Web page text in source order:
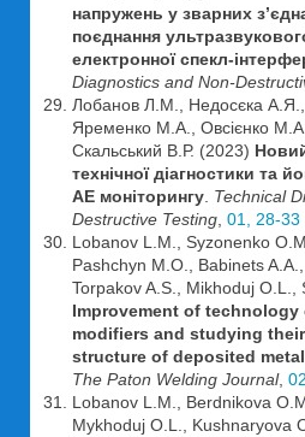
напружень у зварних
поєднання
електронної спекл-
Diagnostics and Non-
Лобанов Л.М., Недосєка А.Я.,
Яременко М.А., Овсієнко
Скальський В.Р. (2023)
технічної діагностики та
АЕ моніторингу Technical
Destructive Testing 01, 28-33
Lobanov L.M., Syzonenko
Pashchyn M.O., Babinets A.A.,
Torpakov A.S., Mikhoduj O.L.,
Improvement of
modifiers and studying
structure of deposited
The Paton Welding Journal,
Lobanov L.M., Berdnikova
Mykhoduj O.L., Kushnaryova